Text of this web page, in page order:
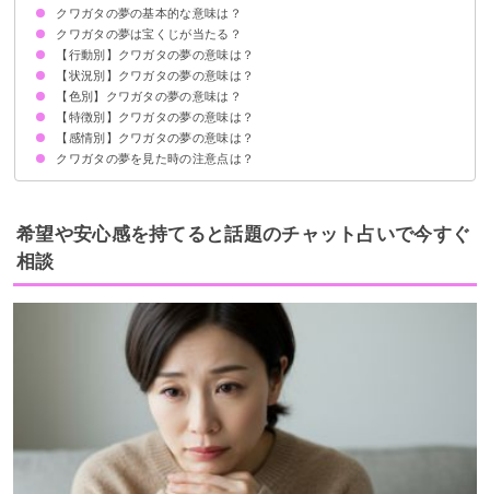
クワガタの夢の基本的な意味は？
幸運やチャンスの到来を暗示
状況によって意味が決まる
クワガタの夢は宝くじが当たる？
吉夢のクワガタの夢なら当たるかも
クワガタの夢を見て宝くじが当たった体験談
【行動別】クワガタの夢の意味は？
クワガタを捕まえる夢【吉夢】
クワガタを殺す夢【警告夢】
クワガタと戦う夢【吉夢】
クワガタを育てる夢【吉夢】
クワガタを食べる夢【吉夢】
【状況別】クワガタの夢の意味は？
クワガタが大量に出てくる夢【吉夢】
クワガタに挟まれる夢【警告夢】
クワガタの死骸の夢【警告夢】
クワガタが飛んでくる夢【吉夢】
クワガタに噛まれる夢【警告夢】
クワガタが死ぬ夢【警告夢】
クワガタがひっくり返る夢【警告夢】
【色別】クワガタの夢の意味は？
金色のクワガタの夢【吉夢】
白いクワガタの夢【警告夢】
青いクワガタの夢【吉夢】
黒いクワガタの夢【吉夢】
緑色のクワガタの夢【吉夢】
【特徴別】クワガタの夢の意味は？
大きいクワガタの夢【吉夢】
小さいクワガタの夢【吉夢】
オスのクワガタの夢【吉夢】
メスのクワガタの夢【警告夢】
クワガタの幼虫の夢【吉夢】
クワガタのサナギの夢【吉夢】
脱皮したクワガタの夢【吉夢】
【感情別】クワガタの夢の意味は？
クワガタが怖い夢【警告夢】
クワガタにビビる夢【警告夢】
クワガタを見て嬉しい夢【吉夢】
クワガタの夢を見た時の注意点は？
恋愛ややりたいことに積極的に取り組む
吉夢なら話さず警告夢や凶夢は人に話す
希望や安心感を持てると話題のチャット占いで今すぐ
相談